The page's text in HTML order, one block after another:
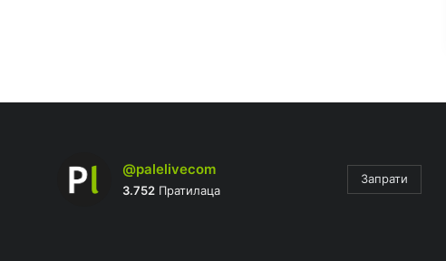
@palelivecom
3.752Пратилаца
Запрати